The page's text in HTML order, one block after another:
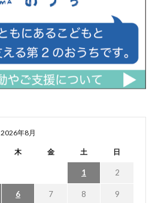
2026年8月
木 金 土 日
1 2
6 7 8 9